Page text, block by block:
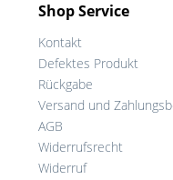
Shop Service
Kontakt
Defektes Produkt
Rückgabe
Versand und
AGB
Widerrufsrecht
Widerruf